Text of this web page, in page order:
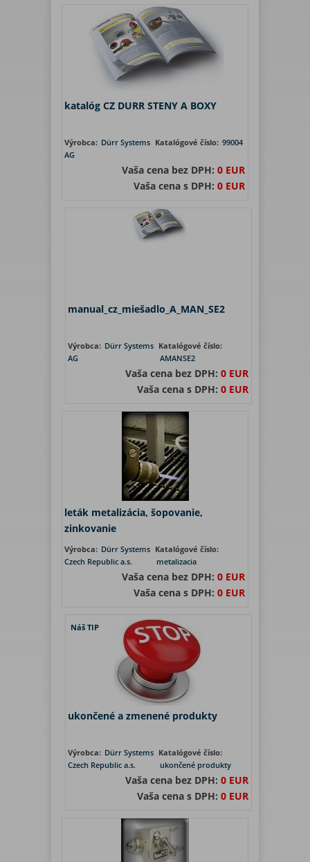
katalóg CZ DURR STENY A BOXY
Výrobca: Dürr Systems
AG
Katalógové číslo: 99004
Vaša cena bez DPH: 0 EUR
Vaša cena s DPH: 0 EUR
manual_cz_miešadlo_A_MAN_SE2
Výrobca: Dürr Systems
AG
Katalógové číslo:
AMANSE2
Vaša cena bez DPH:0 EUR
Vaša cena s DPH:0 EUR
leták metalizácia, šopovanie,
zinkovanie
Výrobca: Dürr Systems
Czech Republic a.s.
Katalógové číslo:
metalizacia
Vaša cena bez DPH: 0 EUR
Vaša cena s DPH: 0 EUR
Náš TIP
ukončené a zmenené produkty
Výrobca: Dürr Systems
Czech Republic a.s.
Katalógové číslo:
ukončené produkty
Vaša cena bez DPH:0 EUR
Vaša cena s DPH:0 EUR